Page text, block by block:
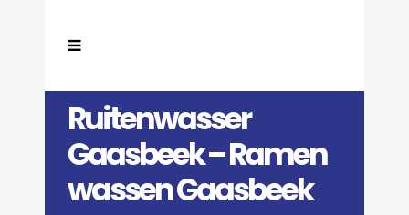
Ruitenwasser
Gaasbeek – Ramen
wassen Gaasbeek